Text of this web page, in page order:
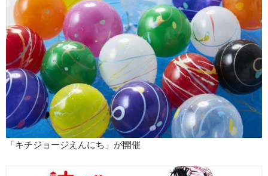
「キチジョージえんにち」が開催